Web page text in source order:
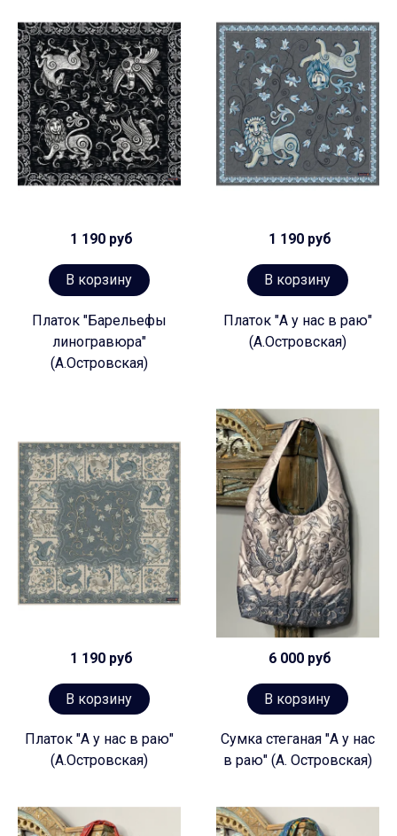
1 190 руб
В корзину
Платок "Барельефы
линогравюра"
(А.Островская)
1 190 руб
В корзину
Платок "А у нас в раю"
(А.Островская)
1 190 руб
В корзину
Платок "А у нас в раю"
(А.Островская)
6 000 руб
В корзину
Сумка стеганая "А у нас
в раю" (А. Островская)